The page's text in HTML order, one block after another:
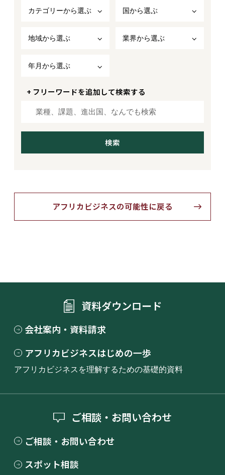
カテゴリーから選ぶ 国から選ぶ
地域から選ぶ 業界から選ぶ
年月から選ぶ
+ フリーワードを追加して検索する
アフリカビジネスの可能性に戻る
資料ダウンロード
会社案内・資料請求
アフリカビジネスはじめの一歩
アフリカビジネスを理解するための基礎的資料
ご相談・お問い合わせ
ご相談・お問い合わせ
スポット相談